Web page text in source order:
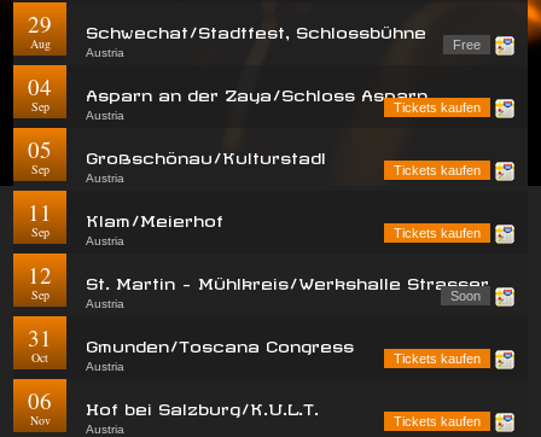
29
Aug
Schwechat/Stadtfest, Schlossbühne
Austria
Free
04
Sep
Asparn an der Zaya/Schloss Asparn
Austria
Tickets kaufen
05
Sep
Großschönau/Kulturstadl
Austria
Tickets kaufen
11
Sep
Klam/Meierhof
Austria
Tickets kaufen
12
Sep
St. Martin - Mühlkreis/Werkshalle Strasser
Austria
Soon
31
Oct
Gmunden/Toscana Congress
Austria
Tickets kaufen
06
Nov
Hof bei Salzburg/K.U.L.T.
Austria
Tickets kaufen